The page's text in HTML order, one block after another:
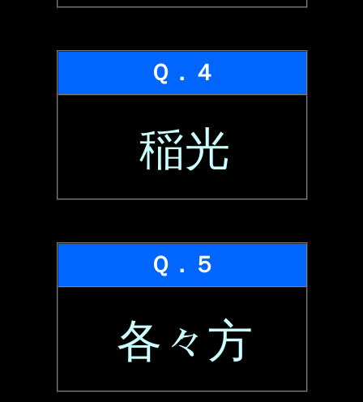
Ｑ．４
稲光
Ｑ．５
各々方